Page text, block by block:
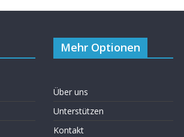
Mehr Optionen
Über uns
Unterstützen
Kontakt